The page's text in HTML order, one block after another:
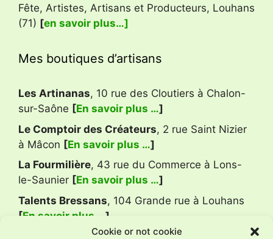
Cookie or not cookie
Fête, Artistes, Artisans et Producteurs, Louhans
(71) [en savoir plus…]
Mes boutiques d’artisans
Les Artinanas, 10 rue des Cloutiers à Chalon-
sur-Saône [En savoir plus …]
Le Comptoir des Créateurs, 2 rue Saint Nizier
à Mâcon [En savoir plus …]
La Fourmilière, 43 rue du Commerce à Lons-
le-Saunier [En savoir plus …]
Talents Bressans, 104 Grande rue à Louhans
[En savoir plus … ]